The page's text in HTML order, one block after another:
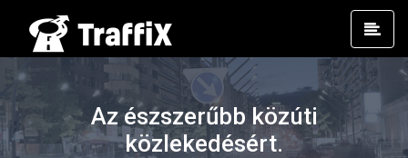
Az észszerűbb közúti
közlekedésért.